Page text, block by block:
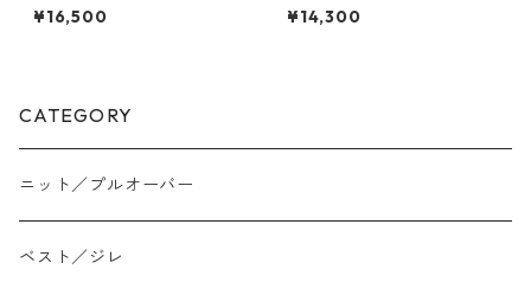
クカーゴpants （set up対
応） 604488 cyantokyo 260
¥16,500 ツ 635942 PASSIONE
¥14,300
CATEGORY
ニット／プルオーバー
ベスト／ジレ